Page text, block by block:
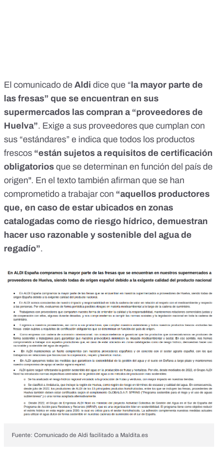
El comunicado de Aldi dice que “ la mayor parte de
las fresas” que se encuentran en sus
supermercados las compran a “proveedores de
Huelva”. Exige a sus proveedores que cumplan con
sus “estándares” e indica que todos los productos
frescos “están sujetos a requisitos de certificación
obligatorios que se determinan en función del país de
origen". En el texto también afirman que se han
comprometido a trabajar con “aquellos productores
que, en caso de estar ubicados en zonas
catalogadas como de riesgo hídrico, demuestran
hacer uso razonable y sostenible del agua de
regadío”.
Fuente: Comunicado de Aldi facilitado a Maldita.es